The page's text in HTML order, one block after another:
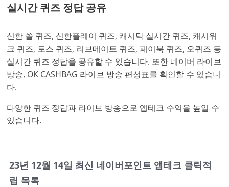
실시간 퀴즈 정답 공유
신한 쏠 퀴즈, 신한플레이 퀴즈, 캐시닥 실시간 퀴즈, 캐시워
크 퀴즈, 토스 퀴즈, 리브메이트 퀴즈, 페이북 퀴즈, 오퀴즈 등
실시간 퀴즈 정답을 공유할 수 있습니다. 또한 네이버 라이브
방송, OK CASHBAG 라이브 방송 편성표를 확인할 수 있습니
다.
다양한 퀴즈 정답과 라이브 방송으로 앱테크 수익을 높일 수
있습니다.
23년 12월 14일 최신 네이버포인트 앱테크 클릭적
립 목록